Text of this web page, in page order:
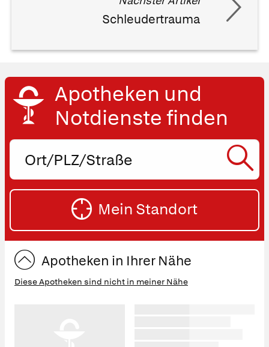
Schleudertrauma
Apotheken und
Notdienste finden
Ort,
oder
Straße
Mein Standort
Apotheken in Ihrer Nähe
Diese Apotheken sind nicht in meiner Nähe